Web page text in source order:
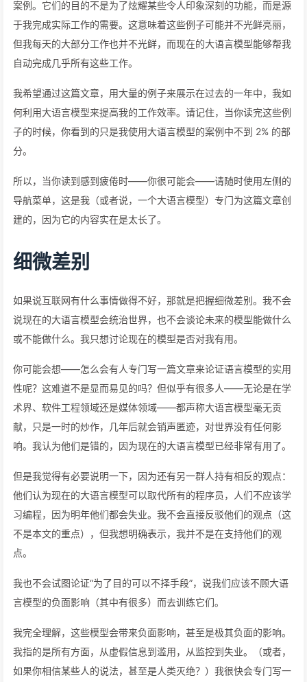
案例。它们的目的不是为了炫耀某些令人印象深刻的功能，而是源
于我完成实际工作的需要。这意味着这些例子可能并不光鲜亮丽，
但我每天的大部分工作也并不光鲜，而现在的大语言模型能够帮我
自动完成几乎所有这些工作。
我希望通过这篇文章，用大量的例子来展示在过去的一年中，我如
何利用大语言模型来提高我的工作效率。请记住，当你读完这些例
子的时候，你看到的只是我使用大语言模型的案例中不到 2% 的部
分。
所以，当你读到感到疲倦时——你很可能会——请随时使用左侧的
导航菜单，这是我（或者说，一个大语言模型）专门为这篇文章创
建的，因为它的内容实在是太长了。
细微差别
如果说互联网有什么事情做得不好，那就是把握细微差别。我不会
说现在的大语言模型会统治世界，也不会谈论未来的模型能做什么
或不能做什么。我只想讨论现在的模型是否对我有用。
你可能会想——怎么会有人专门写一篇文章来论证语言模型的实用
性呢？这难道不是显而易见的吗？但似乎有很多人——无论是在学
术界、软件工程领域还是媒体领域——都声称大语言模型毫无贡
献，只是一时的炒作，几年后就会销声匿迹，对世界没有任何影
响。我认为他们是错的，因为现在的大语言模型已经非常有用了。
但是我觉得有必要说明一下，因为还有另一群人持有相反的观点：
他们认为现在的大语言模型可以取代所有的程序员，人们不应该学
习编程，因为明年他们都会失业。我不会直接反驳他们的观点（这
不是本文的重点），但我想明确表示，我并不是在支持他们的观
点。
我也不会试图论证“为了目的可以不择手段”，说我们应该不顾大语
言模型的负面影响（其中有很多）而去训练它们。
我完全理解，这些模型会带来负面影响，甚至是极其负面的影响。
我指的是所有方面，从虚假信息到滥用，从监控到失业。（或者，
如果你相信某些人的说法，甚至是人类灭绝？）我很快会专门写一